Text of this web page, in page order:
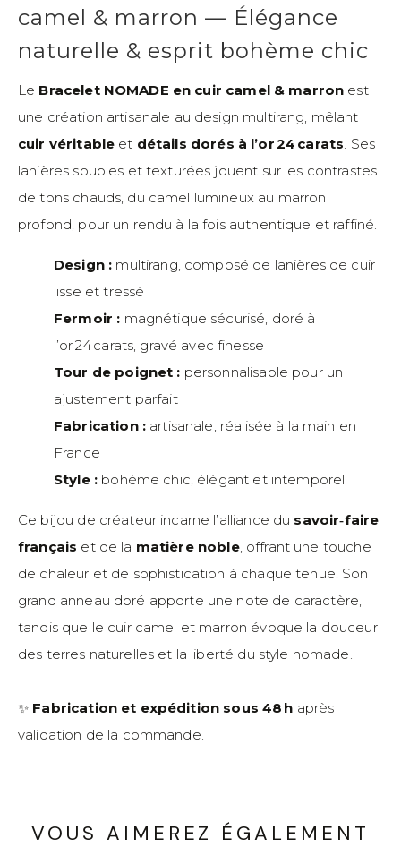
camel & marron — Élégance
naturelle & esprit bohème chic
Le Bracelet NOMADE en cuir camel & marron est
une création artisanale au design multirang, mêlant
cuir véritable et détails dorés à l’or 24 carats. Ses
lanières souples et texturées jouent sur les contrastes
de tons chauds, du camel lumineux au marron
profond, pour un rendu à la fois authentique et raffiné.
Design : multirang, composé de lanières de cuir
lisse et tressé
Fermoir : magnétique sécurisé, doré à
l’or 24 carats, gravé avec finesse
Tour de poignet : personnalisable pour un
ajustement parfait
Fabrication :artisanale, réalisée à la main en
France
Style : bohème chic, élégant et intemporel
Ce bijou de créateur incarne l’alliance du savoir‑faire
français et de la matière noble, offrant une touche
de chaleur et de sophistication à chaque tenue. Son
grand anneau doré apporte une note de caractère,
tandis que le cuir camel et marron évoque la douceur
des terres naturelles et la liberté du style nomade.
✨ Fabrication et expédition sous 48 h après
validation de la commande.
VOUS AIMEREZ ÉGALEMENT